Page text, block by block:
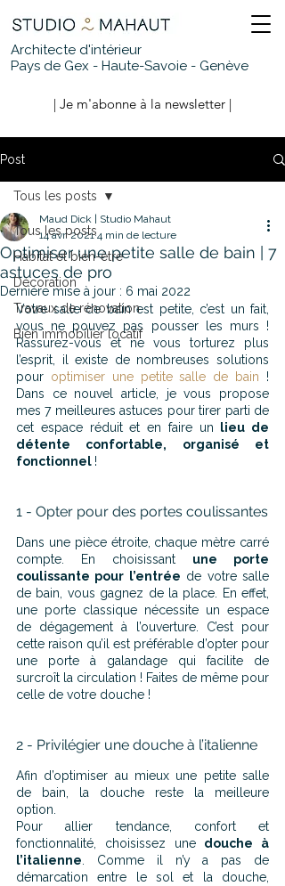
Architecte d'intérieur
Pays de Gex - Haute-Savoie - Genève
| Je m'abonne à la newsletter |
Post
Tous les posts
Habitat et bien-être
Décoration
Travaux de rénovation
Bien immobilier locatif
Tous les posts
Optimiser une petite salle de bain | 7
astuces de pro
Maud Dick | Studio Mahaut
14 avr. 2021 4 min de lecture
Dernière mise à jour : 6 mai 2022
Votre salle de bain est petite, c’est un fait,
vous ne pouvez pas pousser les murs !
Rassurez-vous et ne vous torturez plus
l’esprit, il existe de nombreuses solutions
pour optimiser une petite salle de bain !
Dans ce nouvel article, je vous propose
mes 7 meilleures astuces pour tirer parti de
cet espace réduit et en faire un
lieu de
détente confortable, organisé et
fonctionnel !
1 - Opter pour des portes coulissantes
Dans une pièce étroite, chaque mètre carré
compte. En choisissant une porte
coulissante pour l’entrée de votre salle
de bain, vous gagnez de la place. En effet,
une porte classique nécessite un espace
de dégagement à l’ouverture. C’est pour
cette raison qu’il est préférable d’opter pour
une porte à galandage qui facilite de
surcroît la circulation ! Faites de même pour
celle de votre douche !
2 - Privilégier une douche à l’italienne
Afin d’optimiser au mieux une petite salle
de bain, la douche reste la meilleure
option.
Pour allier tendance, confort et
fonctionnalité, choisissez une douche à
l’italienne . Comme il n’y a pas de
démarcation entre le sol et la douche,